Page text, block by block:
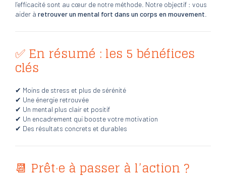
l’efficacité sont au cœur de notre méthode. Notre objectif : vous
aider à retrouver un mental fort dans un corps en mouvement
✅ En résumé : les 5 bénéfices
clés
✔ Moins de stress et plus de sérénité
✔ Une énergie retrouvée
✔ Un mental plus clair et positif
✔ Un encadrement qui booste votre motivation
✔ Des résultats concrets et durables
📆 Prêt·e à passer à l’action ?